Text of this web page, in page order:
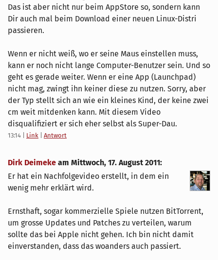
Das ist aber nicht nur beim AppStore so, sondern kann
Dir auch mal beim Download einer neuen Linux-Distri
passieren.
Wenn er nicht weiß, wo er seine Maus einstellen muss,
kann er noch nicht lange Computer-Benutzer sein. Und so
geht es gerade weiter. Wenn er eine App (Launchpad)
nicht mag, zwingt ihn keiner diese zu nutzen. Sorry, aber
der Typ stellt sich an wie ein kleines Kind, der keine zwei
cm weit mitdenken kann. Mit diesem Video
disqualifiziert er sich eher selbst als Super-Dau.
13:14 Link Antwort
Dirk Deimeke am Mittwoch, 17. August 2011:
Er hat ein Nachfolgevideo erstellt, in dem ein
wenig mehr erklärt wird.
Ernsthaft, sogar kommerzielle Spiele nutzen BitTorrent,
um grosse Updates und Patches zu verteilen, warum
sollte das bei Apple nicht gehen. Ich bin nicht damit
einverstanden, dass das woanders auch passiert.